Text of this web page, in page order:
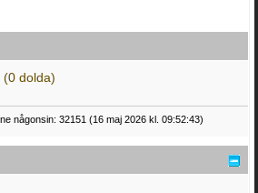
(0 dolda)
någonsin: 32151 (16 maj 2026 kl. 09:52:43)